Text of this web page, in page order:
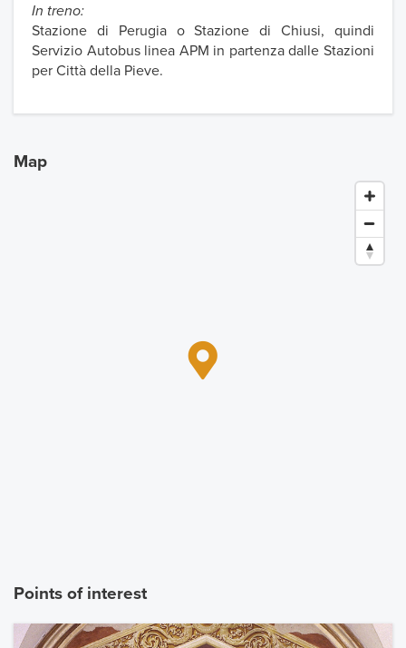
In treno:
Stazione di Perugia o Stazione di Chiusi, quindi
Servizio Autobus linea APM in partenza dalle Stazioni
per Città della Pieve.
Map
Points of interest